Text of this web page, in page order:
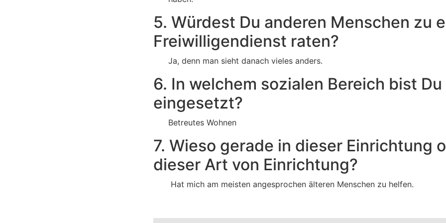
5. Würdest Du anderen Menschen zu
Freiwilligendienst raten?
Ja, denn man sieht danach vieles anders.
6. In welchem sozialen Bereich bist Du
eingesetzt?
Betreutes Wohnen
7. Wieso gerade in dieser Einrichtung
dieser Art von Einrichtung?
Hat mich am meisten angesprochen älteren Menschen zu helfen.